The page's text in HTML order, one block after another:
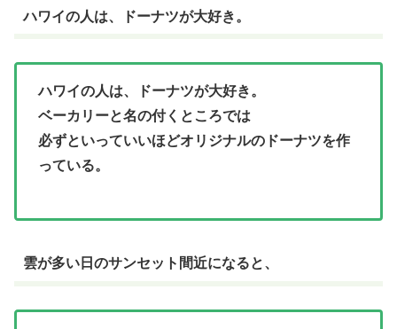
ハワイの人は、ドーナツが大好き。
ハワイの人は、ドーナツが大好き。
ベーカリーと名の付くところでは
必ずといっていいほどオリジナルのドーナツを作
っている。
雲が多い日のサンセット間近になると、